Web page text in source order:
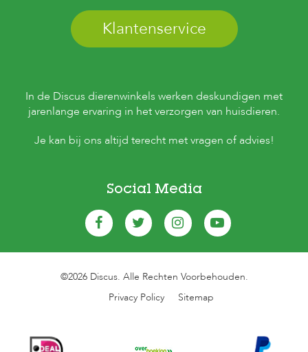
Klantenservice
In de Discus dierenwinkels werken deskundigen met
jarenlange ervaring in het verzorgen van huisdieren.
Je kan bij ons altijd terecht met vragen of advies!
Social Media
©2026 Discus. Alle Rechten Voorbehouden.
Privacy Policy
Sitemap